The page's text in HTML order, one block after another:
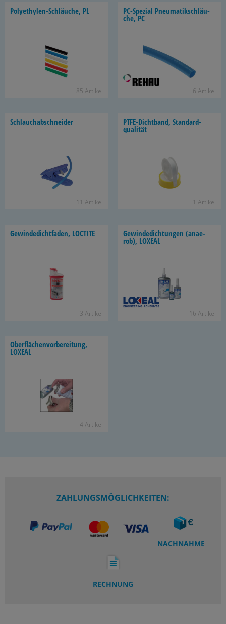
Polyethylen-​Schläuche, PL
85 Ar­ti­kel
PC-​Spezial Pneu­ma­tik­schläu­
che, PC
6 Ar­ti­kel
Schlauch­ab­schnei­der
11 Ar­ti­kel
PTFE-​Dichtband, Stan­dard­
qua­li­tät
1 Ar­ti­kel
Ge­win­de­dicht­fa­den, LOC­TI­TE
3 Ar­ti­kel
Ge­win­de­dich­tun­gen (an­ae­
rob), LO­XE­AL
16 Ar­ti­kel
Ober­flä­chen­vor­be­rei­tung,
LO­XE­AL
4 Ar­ti­kel
ZAHLUNGSMÖGLICHKEITEN:
NACHNAHME
RECHNUNG